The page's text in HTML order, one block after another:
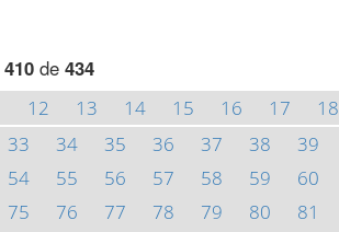
410de 434
12 13 14 15 16 17 18
33 34 35 36 37 38 39
54 55 56 57 58 59 60
75 76 77 78 79 80 81